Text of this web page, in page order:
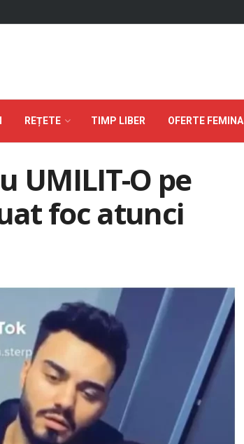
REȚETE TIMP LIBER OFERTE FEMINA
UMILIT-O pe
foc atunci